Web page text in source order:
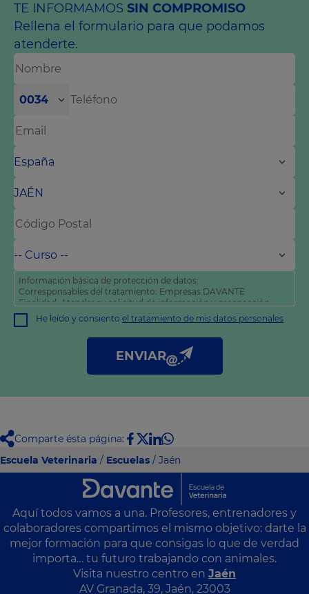
TE INFORMAMOS SIN COMPROMISO
Rellena el formulario para que podamos
atenderte.
0034
Información básica de protección de datos:
Corresponsables del tratamiento: Empresas DAVANTE
Finalidad: Atender su solicitud de información y prospección
comercial
Derechos: Puede acceder, rectificar y suprimir sus datos, así
como otros derechos tal y como se explica en nuestra
He leído y consiento el tratamiento de mis datos personales
ENVIAR
Comparte ésta página:
Escuela Veterinaria / Escuelas / Jaén
Aquí todos vamos a una. Profesores, entrenadores y
colaboradores compartimos el mismo objetivo: darte la
mejor formación para que consigas lo que de verdad
importa… tu futuro trabajando con animales.
Visita nuestro centro en Jaén
AV Granada, 39, Jaén, 23003